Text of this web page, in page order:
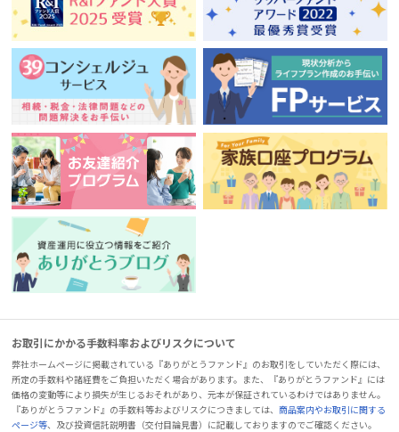
お取引にかかる手数料率およびリスクについて
弊社ホームページに掲載されている『ありがとうファンド』のお取引をしていただく際には、
所定の手数料や諸経費をご負担いただく場合があります。また、『ありがとうファンド』には
価格の変動等により損失が生じるおそれがあり、元本が保証されているわけではありません。
『ありがとうファンド』の手数料等およびリスクにつきましては、商品案内やお取引に関する
ページ等、及び投資信託説明書（交付目論見書）に記載しておりますのでご確認ください。